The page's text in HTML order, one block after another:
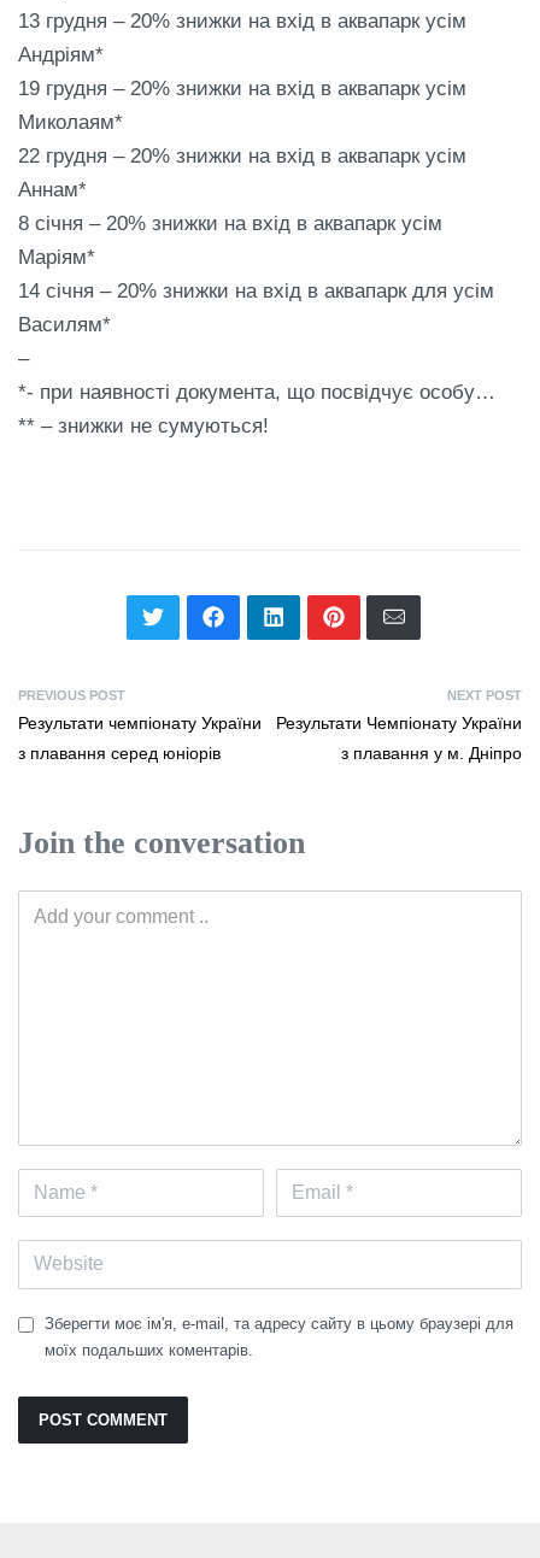
13 грудня – 20% знижки на вхід в аквапарк усім
Андріям*
19 грудня – 20% знижки на вхід в аквапарк усім
Миколаям*
22 грудня – 20% знижки на вхід в аквапарк усім
Аннам*
8 січня – 20% знижки на вхід в аквапарк усім
Маріям*
14 січня – 20% знижки на вхід в аквапарк для усім
Василям*
–
*- при наявності документа, що посвідчує особу…
** – знижки не сумуються!
PREVIOUS POST
Результати чемпіонату України
з плавання серед юніорів
NEXT POST
Результати Чемпіонату України
з плавання у м. Дніпро
Join the conversation
Зберегти моє ім'я, e-mail, та адресу сайту в цьому браузері для
моїх подальших коментарів.